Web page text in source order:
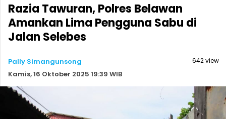
Razia Tawuran, Polres Belawan
Amankan Lima Pengguna Sabu di
Jalan Selebes
Pally Simangunsong
Kamis, 16 Oktober 2025 19:39 WIB
642 view